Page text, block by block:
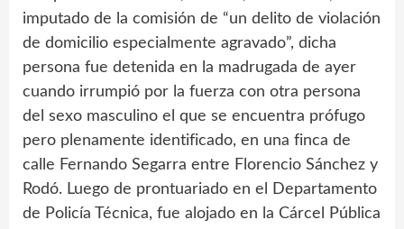
imputado de la comisión de “un delito de violación
de domicilio especialmente agravado”, dicha
persona fue detenida en la madrugada de ayer
cuando irrumpió por la fuerza con otra persona
del sexo masculino el que se encuentra prófugo
pero plenamente identificado, en una finca de
calle Fernando Segarra entre Florencio Sánchez y
Rodó. Luego de prontuariado en el Departamento
de Policía Técnica, fue alojado en la Cárcel Pública